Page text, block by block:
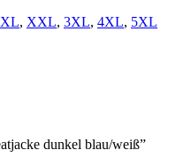
XL, XXL, 3XL, 4XL, 5XL
dunkel blau/weiß”